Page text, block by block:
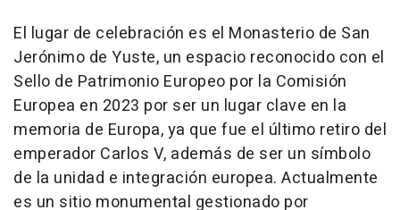
El lugar de celebración es el Monasterio de San
Jerónimo de Yuste, un espacio reconocido con el
Sello de Patrimonio Europeo por la Comisión
Europea en 2023 por ser un lugar clave en la
memoria de Europa, ya que fue el último retiro del
emperador Carlos V, además de ser un símbolo
de la unidad e integración europea. Actualmente
es un sitio monumental gestionado por